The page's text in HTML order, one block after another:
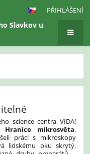
PŘIHLÁŠENÍ
Slavkov u
science centra VIDA!
Hranice mikrosvěta.
práci s mikroskopy
lidskému oku skrytý.